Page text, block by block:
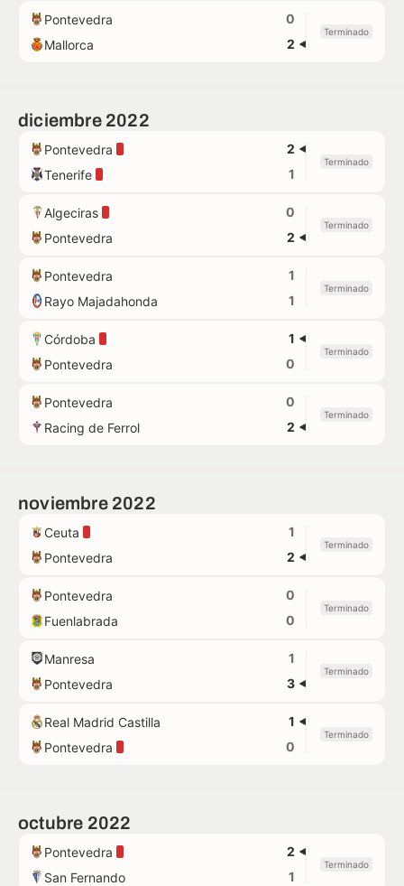
Pontevedra
0
Mallorca
2
Terminado
diciembre 2022
Pontevedra
2
Tenerife
1
Terminado
Algeciras
0
Pontevedra
2
Terminado
Pontevedra
1
Rayo Majadahonda
1
Terminado
Córdoba
1
Pontevedra
0
Terminado
Pontevedra
0
Racing de Ferrol
2
Terminado
noviembre 2022
Ceuta
1
Pontevedra
2
Terminado
Pontevedra
0
Fuenlabrada
0
Terminado
Manresa
1
Pontevedra
3
Terminado
Real Madrid Castilla
1
Pontevedra
0
Terminado
octubre 2022
Pontevedra
2
San Fernando
1
Terminado